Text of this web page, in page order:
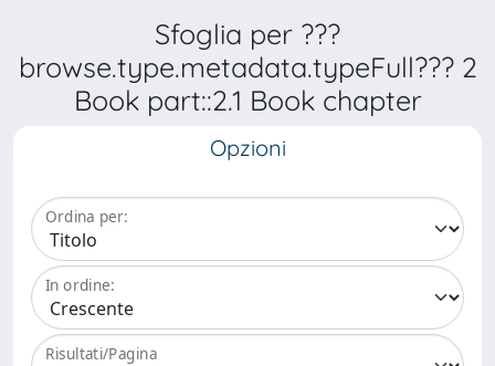
Sfoglia per ???
browse.type.metadata.typeFull??? 2
Book part::2.1 Book chapter
Opzioni
Ordina per:
In ordine:
Risultati/Pagina